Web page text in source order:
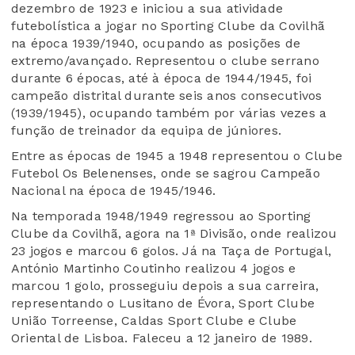
dezembro de 1923 e iniciou a sua atividade
futebolística a jogar no SportingClube da Covilhã
na época 1939/1940, ocupando as posições de
extremo/avançado. Representou o clube serrano
durante 6 épocas, até à época de 1944/1945, foi
campeão distrital durante seis anos consecutivos
(1939/1945), ocupando também por várias vezes a
função de treinador da equipa de júniores.
Entre as épocas de 1945 a 1948 representou o Clube
Futebol Os Belenenses, onde se sagrou Campeão
Nacional na época de 1945/1946.
Na temporada 1948/1949 regressou ao Sporting
Clube da Covilhã, agora na 1ª Divisão, onde realizou
23 jogos e marcou 6 golos. Já na Taça de Portugal,
António Martinho Coutinho realizou 4 jogos e
marcou 1 golo, prosseguiu depois a sua carreira,
representandoo Lusitano de Évora, Sport Clube
União Torreense, Caldas Sport Clube eClube
Oriental de Lisboa. Faleceu a 12 janeiro de 1989.